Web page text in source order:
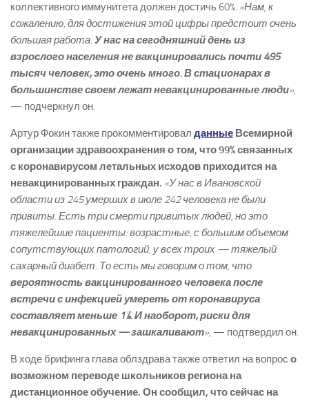
коллективного иммунитета должен достичь 60%. «Нам, к
сожалению, для достижения этой цифры предстоит очень
большая работа. У нас на сегодняшний день из
взрослого населения не вакцинировались почти 495
тысяч человек, это очень много. В стационарах в
большинстве своем лежат невакцинированные люди»,
— подчеркнул он.
Артур Фокин также прокомментировал данные Всемирной
организации здравоохранения о том, что 99% связанных
с коронавирусом летальных исходов приходится на
невакцинированных граждан. «У нас в Ивановской
области из 245 умерших в июле 242 человека не были
привиты. Есть три смерти привитых людей, но это
тяжелейшие пациенты: возрастные, с большим объемом
сопутствующих патологий, у всех троих — тяжелый
сахарный диабет. То есть мы говорим о том, что
вероятность вакцинированного человека после
встречи с инфекцией умереть от коронавируса
составляет меньше 1%. И наоборот, риски для
невакцинированных — зашкаливают», — подтвердил он.
В ходе брифинга глава облздрава также ответил на вопрос о
возможном переводе школьников региона на
дистанционное обучение. Он сообщил, что сейчас на